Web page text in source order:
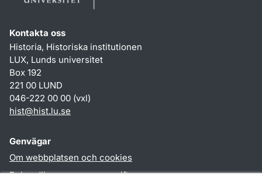
Kontakta oss
Historia, Historiska institutionen
LUX, Lunds universitet
Box 192
221 00 LUND
046-222 00 00 (vxl)
hist@hist.lu.se
Genvägar
Om webbplatsen och cookies
Behandling av personuppgifter